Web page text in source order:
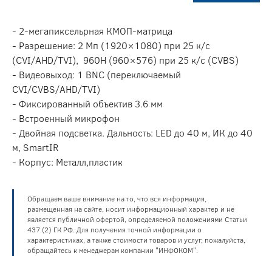
- 2-мегапиксельрная КМОП-матрица
- Разрешение: 2 Мп (1920×1080) при 25 к/c
(CVI/AHD/TVI), 960H (960×576) при 25 к/с (CVBS)
- Видеовыход: 1 BNC (переключаемый
CVI/CVBS/AHD/TVI)
- Фиксированный объектив 3.6 мм
- Встроенный микрофон
- Двойная подсветка. Дальность: LED до 40 м, ИК до 40
м, SmartIR
- Корпус: Металл,пластик
Обращаем ваше внимание на то, что вся информация,
размещенная на сайте, носит информационный характер и не
является публичной офертой, определяемой положениями Статьи
437 (2) ГК РФ. Для получения точной информации о
характеристиках, а также стоимости товаров и услуг, пожалуйста,
обращайтесь к менеджерам компании "ИНФОКОМ".